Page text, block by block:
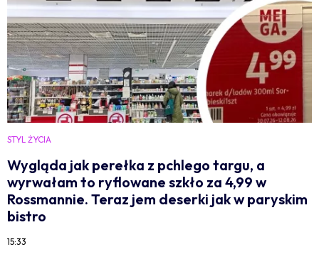
STYL ŻYCIA
Wygląda jak perełka z pchlego targu, a
wyrwałam to ryflowane szkło za 4,99 w
Rossmannie. Teraz jem deserki jak w paryskim
bistro
15:33